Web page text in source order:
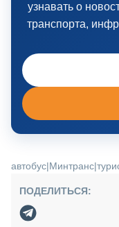
узнавать о
транспорта,
автобус|Минтранс|
ПОДЕЛИТЬСЯ: